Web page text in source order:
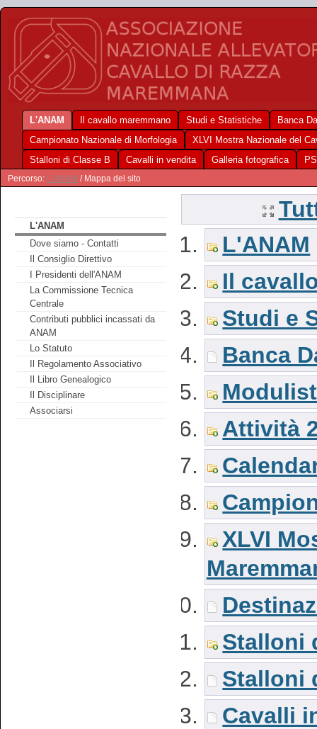
L'ANAM Il cavallo maremmano Studi e Statistiche
Banca
Campionato Nazionale di Morfologia
XLVI Mostra Nazionale del
Stalloni di Classe B
Cavalli in vendita Galleria fotografica
Percorso: L'ANAM / Mappa del sito
L'ANAM
Dove siamo - Contatti
Il Consiglio Direttivo
I Presidenti dell'ANAM
La Commissione Tecnica
Centrale
Contributi pubblici incassati da
ANAM
Lo Statuto
Il Regolamento Associativo
Il Libro Genealogico
Il Disciplinare
Associarsi
L'ANAM
Il
Studi e
Banca
Attività
XLVI
Stalloni
Stalloni
Cavalli